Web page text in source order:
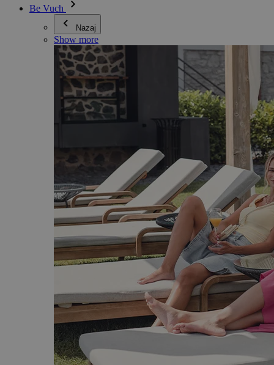
Be Vuch
Nazaj
Show more